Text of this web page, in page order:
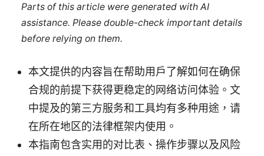
Parts of this article were generated with AI
assistance. Please double-check important details
before relying on them.
本文提供的内容旨在帮助用户了解如何在确保
合规的前提下获得更稳定的网络访问体验。文
中提及的第三方服务和工具均有多种用途，请
在所在地区的法律框架内使用。
本指南包含实用的对比表、操作步骤以及风险